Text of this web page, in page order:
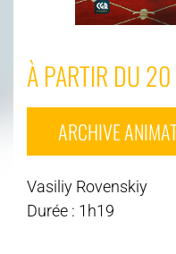
À PARTIR DU
ARCHIVE
Vasiliy Rovenskiy
Durée : 1h19